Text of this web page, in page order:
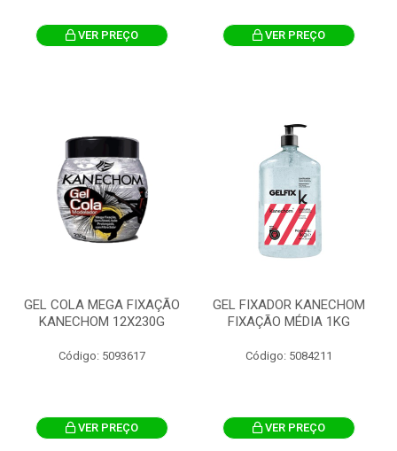
VER PREÇO VER PREÇO
GEL COLA MEGA FIXAÇÃO
KANECHOM 12X230G
Código: 5093617
VER PREÇO
GEL FIXADOR KANECHOM
FIXAÇÃO MÉDIA 1KG
Código: 5084211
VER PREÇO